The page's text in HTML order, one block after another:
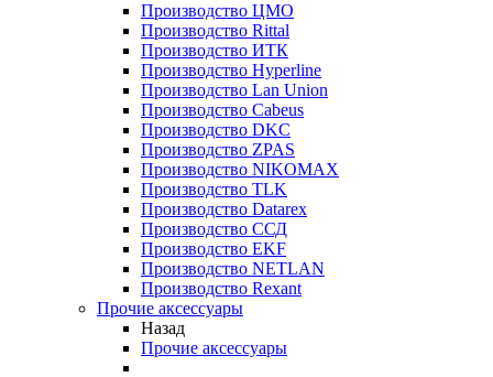
Производство ЦМО
Производство Rittal
Производство ИТК
Производство Hyperline
Производство Lan Union
Производство Cabeus
Производство DKC
Производство ZPAS
Производство NIKOMAX
Производство TLK
Производство Datarex
Производство ССД
Производство EKF
Производство NETLAN
Производство Rexant
Прочие аксеcсуары
Назад
Прочие аксеcсуары